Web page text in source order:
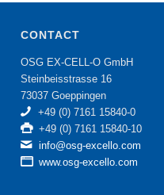
CONTACT
OSG EX-CELL-O GmbH
Steinbeisstrasse 16
73037 Goeppingen
+49 (0) 7161 15840-0
+49 (0) 7161 15840-10
info@osg-excello.com
www.osg-excello.com